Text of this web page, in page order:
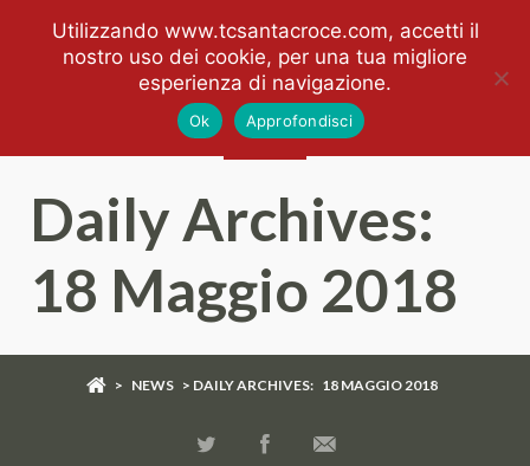
Daily Archives:
18 Maggio 2018
> NEWS > DAILY ARCHIVES: 18 MAGGIO 2018
Utilizzando www.tcsantacroce.com, accetti il
nostro uso dei cookie, per una tua migliore
esperienza di navigazione.
Ok Approfondisci